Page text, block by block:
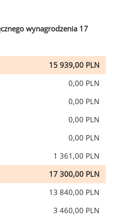
wynagrodzenia 17
15 939,00 PLN
0,00 PLN
0,00 PLN
0,00 PLN
0,00 PLN
1 361,00 PLN
17 300,00 PLN
13 840,00 PLN
3 460,00 PLN